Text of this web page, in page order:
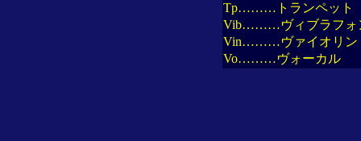
Tp………トランペット
Vib………ヴィブラフォ
Vin………ヴァイオリン
Vo………ヴォーカル